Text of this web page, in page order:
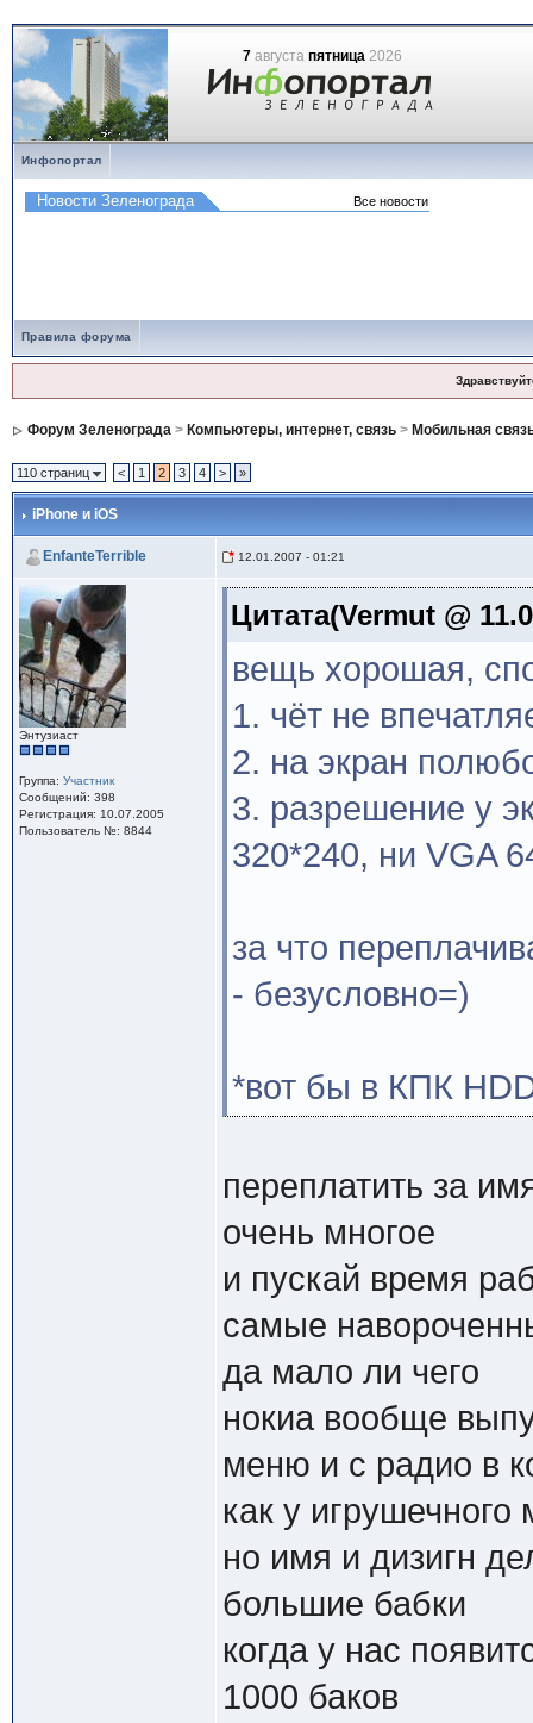
7августа пятница2026
Инфопортал
Правила форума
Форум Зеленограда> Компьютеры, интернет, связь> Мобильная
110 страниц < 1 2 3 4 > »
iPhone и iOS
EnfanteTerrible 12.01.2007 - 01:21
Энтузиаст
Группа: Участник
Сообщений: 398
Регистрация: 10.07.2005
Пользователь №: 8844
Цитата(Vermut @
вещь хорошая,
1. чёт не
2. на экран
3. разрешение у
320*240, ни VGA
за что
- безусловно=)
*вот бы в КПК
переплатить за
очень многое
и пускай время
самые
да мало ли чего
нокиа вообще
меню и с радио в
как у игрушечного
но имя и дизигн
большие бабки
когда у нас
1000 баков